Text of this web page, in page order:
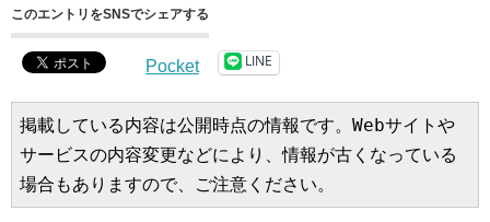
このエントリをSNSでシェアする
Pocket LINE
掲載している内容は公開時点の情報です。Webサイトや
サービスの内容変更などにより、情報が古くなっている
場合もありますので、ご注意ください。